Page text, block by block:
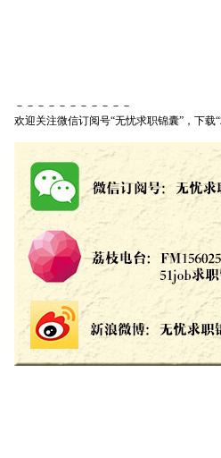
－－－－－－－－－－－
欢迎关注微信订阅号“无忧求职锦囊”，下载